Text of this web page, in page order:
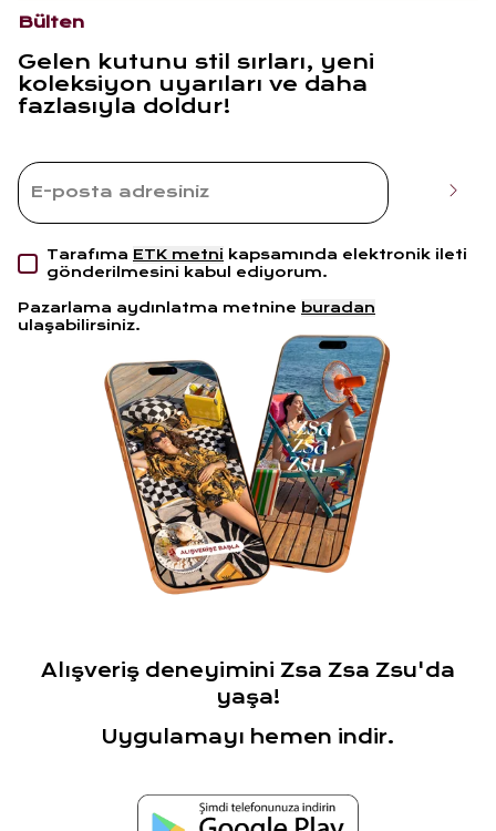
Bülten
Gelen kutunu stil sırları, yeni
koleksiyon uyarıları ve daha
fazlasıyla doldur!
Tarafıma ETK metni kapsamında elektronik ileti
gönderilmesini kabul ediyorum.
Pazarlama aydınlatma metnine buradan
ulaşabilirsiniz.
Alışveriş deneyimini Zsa Zsa Zsu'da
yaşa!
Uygulamayı hemen indir.